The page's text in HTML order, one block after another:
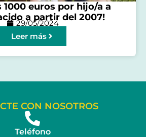
1000 euros por hijo/a a
a partir del 2007!
29/05/2024
Leer más
CON NOSOTROS
Teléfono